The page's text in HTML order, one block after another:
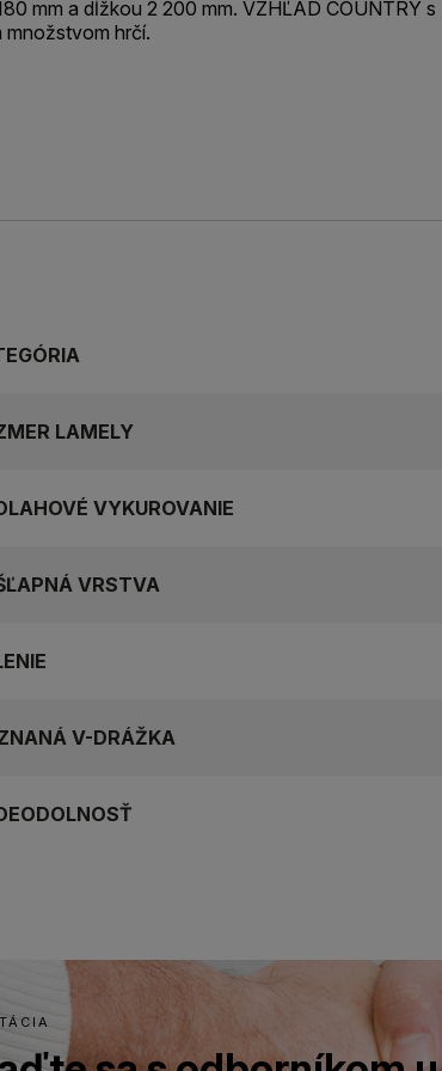
mm a dĺžkou 2 200 mm. VZHĽAD COUNTRY s
množstvom hrčí.
LAMELY
VYKUROVANIE
VRSTVA
V-DRÁŽKA